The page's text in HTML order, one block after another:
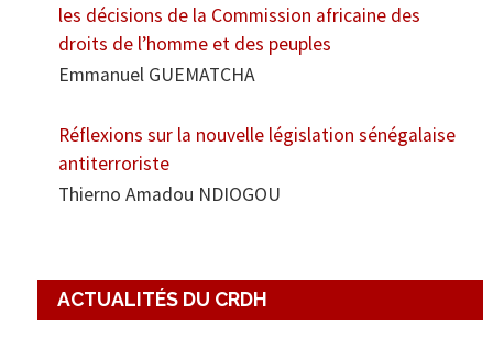
les décisions de la Commission africaine des
droits de l’homme et des peuples
Emmanuel GUEMATCHA
Réflexions sur la nouvelle législation sénégalaise
antiterroriste
Thierno Amadou NDIOGOU
ACTUALITÉS DU CRDH